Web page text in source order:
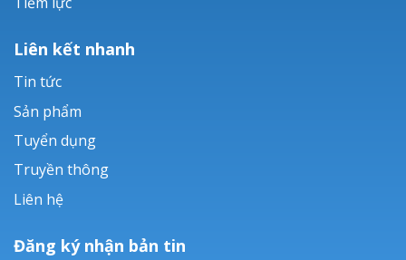
Liên kết nhanh
Tin tức
Sản phẩm
Tuyển dụng
Truyền thông
Liên hệ
Đăng ký nhận bản tin